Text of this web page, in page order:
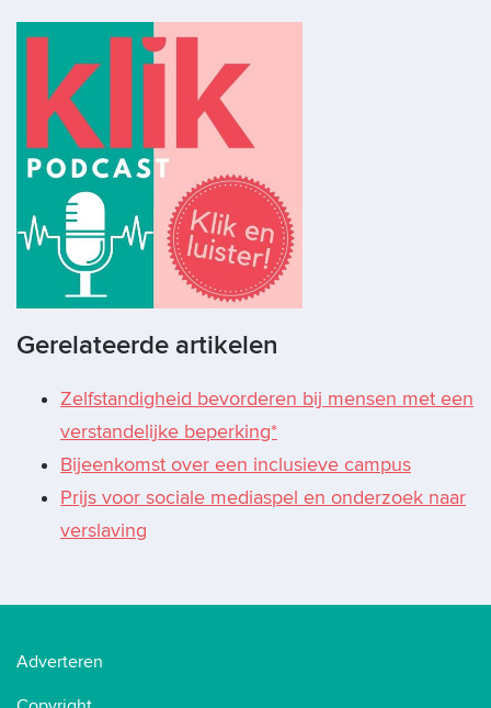
Gerelateerde artikelen
Zelfstandigheid bevorderen bij mensen met een
verstandelijke beperking*
Bijeenkomst over een inclusieve campus
Prijs voor sociale mediaspel en onderzoek naar
verslaving
Adverteren